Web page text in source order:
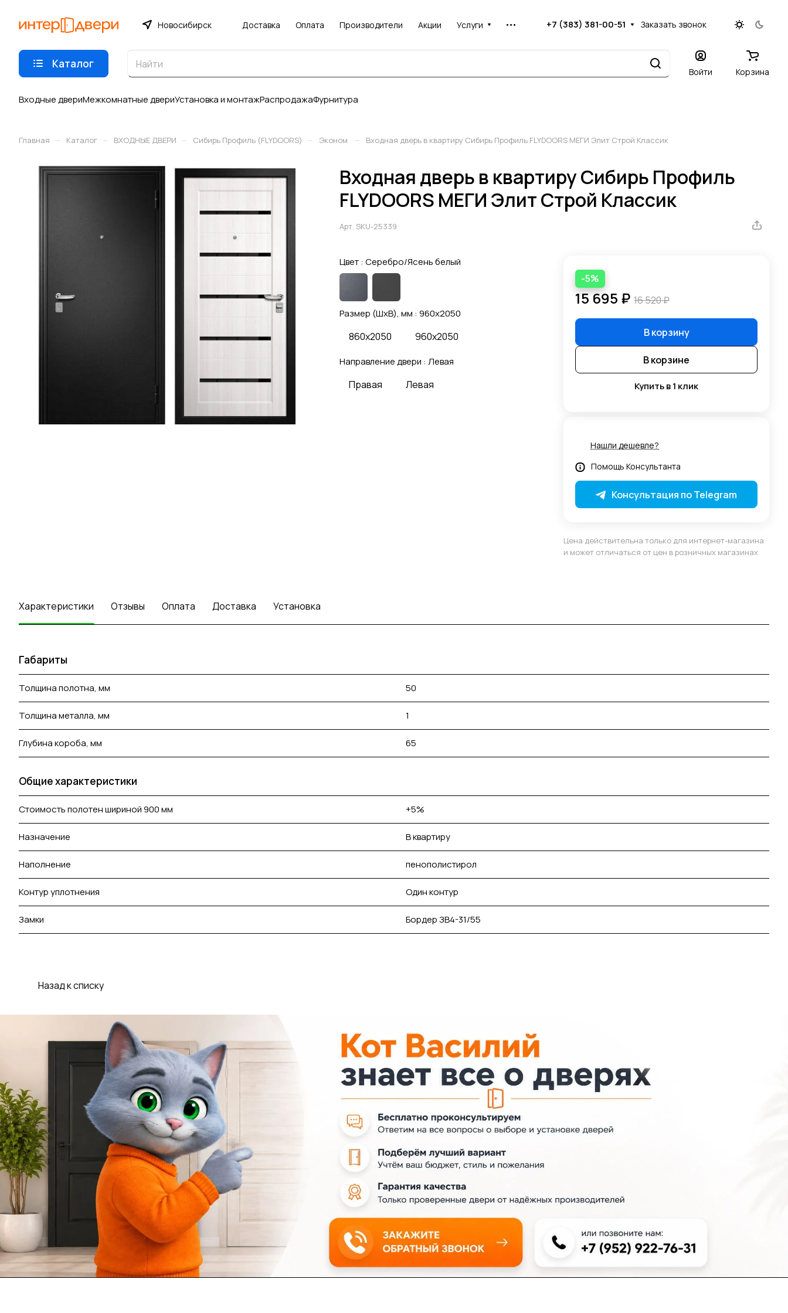
Новосибирск Доставка Оплата Производители Акции Услуги +7 (383) 381-00-51 Заказать звонок
Каталог
Войти Корзина
Входные двериМежкомнатные двериУстановка и монтажРаспродажаФурнитура
Главная – Каталог – ВХОДНЫЕ ДВЕРИ – Сибирь Профиль (FLYDOORS) – Эконом – Входная дверь в квартиру Сибирь Профиль FLYDOORS МЕГИ Элит Строй Классик
Входная дверь в квартиру Сибирь Профиль
FLYDOORS МЕГИ Элит Строй Классик
Арт. SKU-25339
Цвет : Серебро/Ясень белый
Размер (ШхВ), мм : 960x2050
860x2050 960x2050
Направление двери : Левая
Правая Левая
-5%
15 695 ₽ 16 520 ₽
В корзину
В корзине
Купить в 1 клик
Нашли дешевле?
Помощь Консультанта
Консультация по Telegram
Цена действительна только для интернет-магазина
и может отличаться от цен в розничных магазинах
Характеристики Отзывы Оплата Доставка Установка
Габариты
Толщина полотна, мм 50
Толщина металла, мм 1
Глубина короба, мм 65
Общие характеристики
Стоимость полотен шириной 900 мм +5%
Назначение В квартиру
Наполнение пенополистирол
Контур уплотнения Один контур
Замки Бордер ЗВ4-31/55
Назад к списку